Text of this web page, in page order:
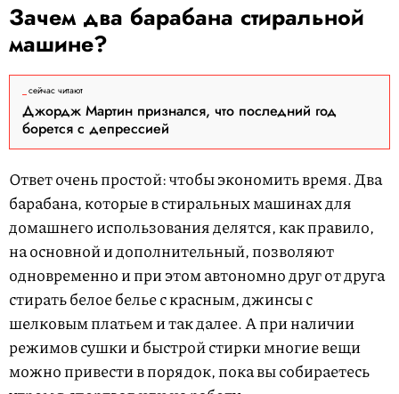
Зачем два барабана стиральной
машине?
сейчас читают
Джордж Мартин признался, что последний год
борется с депрессией
Ответ очень простой: чтобы экономить время. Два
барабана, которые в стиральных машинах для
домашнего использования делятся, как правило,
на основной и дополнительный, позволяют
одновременно и при этом автономно друг от друга
стирать белое белье с красным, джинсы с
шелковым платьем и так далее. А при наличии
режимов сушки и быстрой стирки многие вещи
можно привести в порядок, пока вы собираетесь